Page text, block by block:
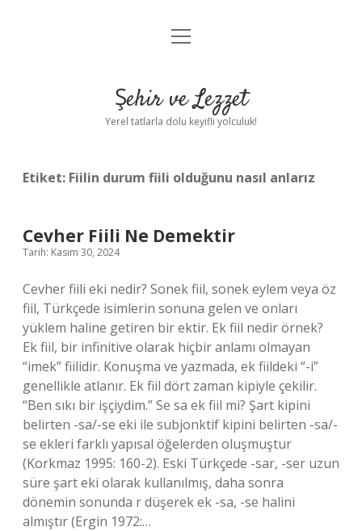
Anasayfa
Yasal Uyarı
menüyü
Şehir ve Lezzet
Yerel tatlarla dolu keyifli yolculuk!
Etiket: Fiilin durum fiili olduğunu nasıl anlarız
Cevher Fiili Ne Demektir
Tarih: Kasım 30, 2024
Cevher fiili eki nedir? Sonek fiil, sonek eylem veya öz
fiil, Türkçede isimlerin sonuna gelen ve onları
yüklem haline getiren bir ektir. Ek fiil nedir örnek?
Ek fiil, bir infinitive olarak hiçbir anlamı olmayan
“imek” fiilidir. Konuşma ve yazmada, ek fiildeki “-i”
genellikle atlanır. Ek fiil dört zaman kipiyle çekilir.
“Ben sıkı bir işçiydim.” Se sa ek fiil mi? Şart kipini
belirten -sa/-se eki ile subjonktif kipini belirten -sa/-
se ekleri farklı yapısal öğelerden oluşmuştur
(Korkmaz 1995: 160-2). Eski Türkçede -sar, -ser uzun
süre şart eki olarak kullanılmış, daha sonra
dönemin sonunda r düşerek ek -sa, -se halini
almıştır (Ergin 1972:…